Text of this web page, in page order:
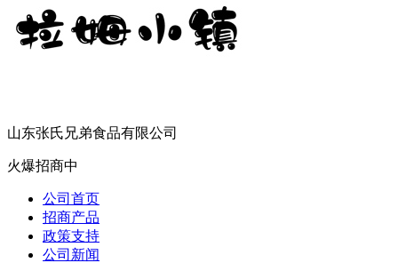
山东张氏兄弟食品有限公司
火爆招商中
公司首页
招商产品
政策支持
公司新闻